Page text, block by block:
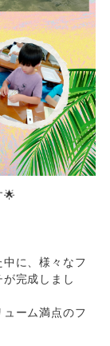
🌟
に、様々なフ
完成しまし
ーム満点のフ